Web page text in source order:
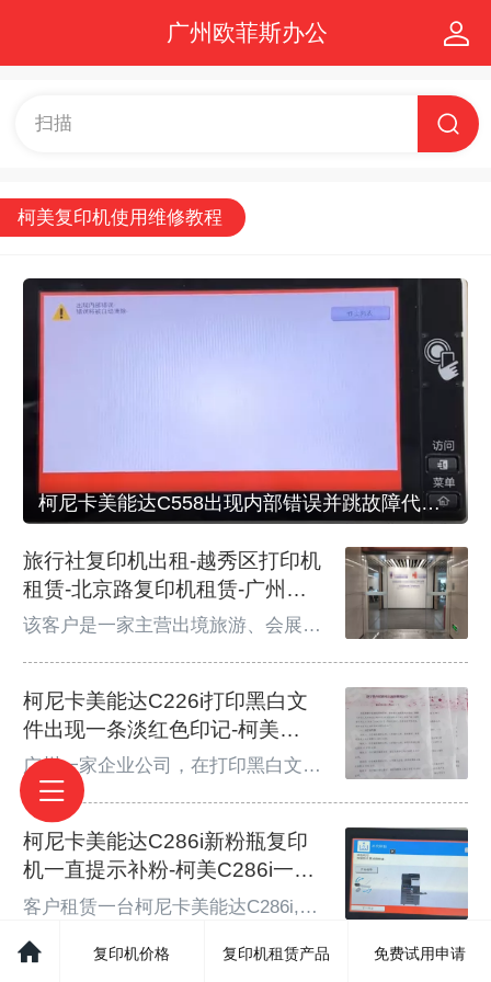
广州欧菲斯办公
扫描
柯美复印机使用维修教程
柯尼卡美能达C558出现内部错误并跳故障代码C5403-柯美C558跳故障代码C5403故障如何处理
旅行社复印机出租-越秀区打印机
租赁-北京路复印机租赁-广州打
印机出租
该客户是一家主营出境旅游、会展综
京路地铁站周边，日常业务涉及大量
合同、行程单、会展资料、宣传彩页
打印输出，文档打印复印量大。广州
分公司此前一直在使用 2 台老旧佳能
彩色复印机，采用传统租赁合作模
式，合约以 3 年为周期持续续签，合
作年限已久。老设备机器型号偏旧，
设备老化，长期受原有合约约束
柯尼卡美能达C226i打印黑白文
件出现一条淡红色印记-柯美
C226i打印有一条淡红色文件故
障如何处理
广州一家企业公司，在打印黑白文件
时，文件上层都会出现一条淡红色印
记，复印出来也是都会有这种故障发
生，扫描功能正常，用户打印几张后
故障依旧，随后收到客户反馈后广州
欧菲斯办公服务售后技术人员立马赶
往客户正常维修处理。广州复印机租
赁服务区域，广州市越秀区、荔湾
区、天河区、海珠区、白云区、番禺
柯尼卡美能达C286i新粉瓶复印
机一直提示补粉-柯美C286i一直
提示补粉故障如何处理
客户租赁一台柯尼卡美能达C286i,在
客户新换一支新碳粉后,复印机屏幕
复印机价格 复印机租赁产品 免费试用申请